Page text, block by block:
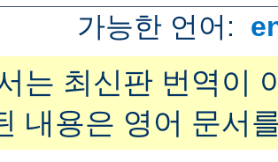
가능한 언어:
는 최신판 번역이
내용은 영어 문서